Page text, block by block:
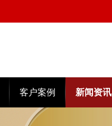
客户案例 新闻资讯